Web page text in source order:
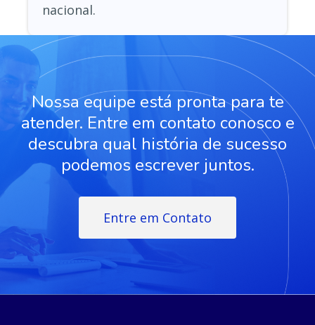
nacional.
Nossa equipe está pronta para te
atender. Entre em contato conosco e
descubra qual história de sucesso
podemos escrever juntos.
Entre em Contato